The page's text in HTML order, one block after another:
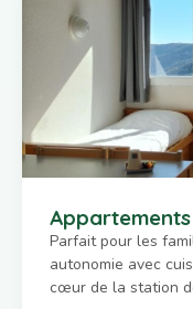
Parfait pour les
autonomie avec
cœur de la station